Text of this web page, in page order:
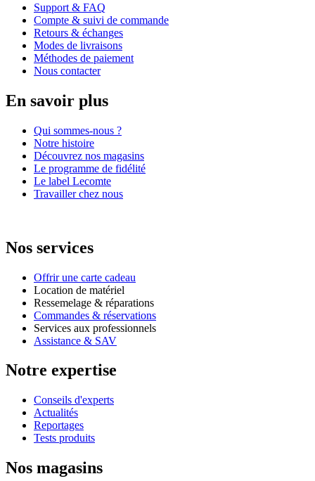
Support & FAQ
Compte & suivi de commande
Retours & échanges
Modes de livraisons
Méthodes de paiement
Nous contacter
En savoir plus
Qui sommes-nous ?
Notre histoire
Découvrez nos magasins
Le programme de fidélité
Le label Lecomte
Travailler chez nous
Nos services
Offrir une carte cadeau
Location de matériel
Ressemelage & réparations
Commandes & réservations
Services aux professionnels
Assistance & SAV
Notre expertise
Conseils d'experts
Actualités
Reportages
Tests produits
Nos magasins